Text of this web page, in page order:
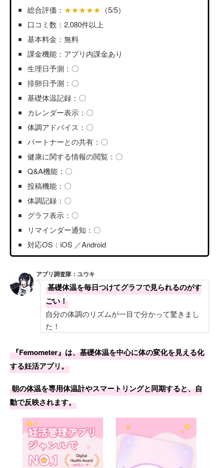
総合評価： ★★★★★ （5/5）
口コミ数：2,080件以上
基本料金：無料
課金機能：アプリ内課金あり
生理日予測：〇
排卵日予測：〇
基礎体温記録：〇
カレンダー表示：〇
体調アドバイス：〇
パートナーとの共有：〇
健康に関する情報の閲覧：〇
Q&A機能：〇
投稿機能：〇
体調記録：〇
グラフ表示：〇
リマインダー通知：〇
対応OS：iOS ／Android
アプリ調査隊：ユウキ
基礎体温を毎日つけてグラフで見られるのがす
ごい！
自分の体調のリズムが一目で分かって驚きまし
た！
『Femometer』は、基礎体温を中心に体の変化を見える化
する妊活アプリ。
朝の体温を専用体温計やスマートリングと同期すると、自
動で反映されます。